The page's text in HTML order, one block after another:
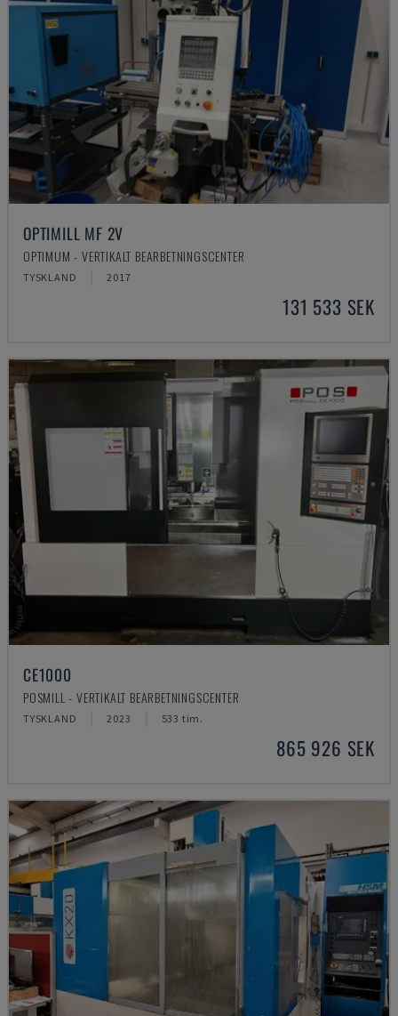
OPTIMILL MF 2V
OPTIMUM - VERTIKALT BEARBETNINGSCENTER
TYSKLAND 2017
131 533 SEK
CE1000
POSMILL - VERTIKALT BEARBETNINGSCENTER
TYSKLAND 2023 533 tim.
865 926 SEK